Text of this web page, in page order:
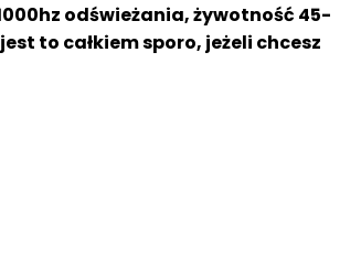
odświeżania, żywotność 45-
to całkiem sporo, jeżeli chcesz